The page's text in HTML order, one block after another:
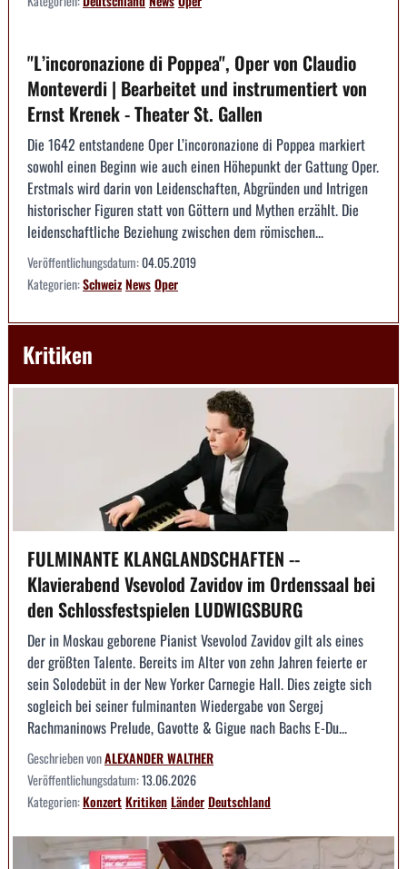
"L’incoronazione di Poppea", Oper von Claudio
Monteverdi | Bearbeitet und instrumentiert von
Ernst Krenek - Theater St. Gallen
Die 1642 entstandene Oper L’incoronazione di Poppea markiert
sowohl einen Beginn wie auch einen Höhepunkt der Gattung Oper.
Erstmals wird darin von Leidenschaften, Abgründen und Intrigen
historischer Figuren statt von Göttern und Mythen erzählt. Die
leidenschaftliche Beziehung zwischen dem römischen...
Veröffentlichungsdatum:04.05.2019
Kategorien:SchweizNewsOper
Kritiken
FULMINANTE KLANGLANDSCHAFTEN --
Klavierabend Vsevolod Zavidov im Ordenssaal bei
den Schlossfestspielen LUDWIGSBURG
Der in Moskau geborene Pianist Vsevolod Zavidov gilt als eines
der größten Talente. Bereits im Alter von zehn Jahren feierte er
sein Solodebüt in der New Yorker Carnegie Hall. Dies zeigte sich
sogleich bei seiner fulminanten Wiedergabe von Sergej
Rachmaninows Prelude, Gavotte & Gigue nach Bachs E-Du...
Geschrieben vonALEXANDER WALTHER
Veröffentlichungsdatum:13.06.2026
Kategorien:KonzertKritikenLänderDeutschland